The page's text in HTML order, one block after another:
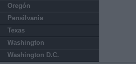
Oregón
Pensilvania
Texas
Washington
Washington D.C.